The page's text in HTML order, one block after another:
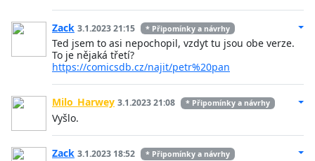
Zack 3.1.2023 21:15 * Připomínky a návrhy
Ted jsem to asi nepochopil, vzdyt tu jsou obe verze.
To je nějaká třetí?
https://comicsdb.cz/najit/petr%20pan
Milo_Harwey 3.1.2023 21:08 * Připomínky a návrhy
Vyšlo.
Zack 3.1.2023 18:52 * Připomínky a návrhy